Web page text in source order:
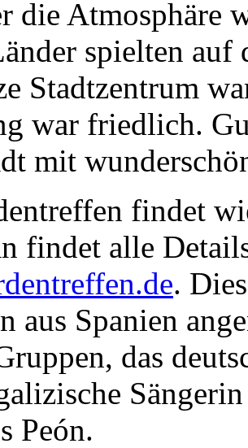
die Atmosphäre
spielten auf
Stadtzentrum
war friedlich.
mit
findet
findet alle
.
aus Spanien
das
Peón.